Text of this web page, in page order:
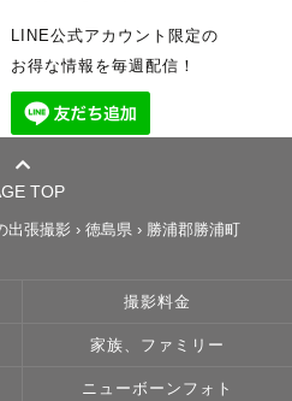
LINE公式アカウント限定の
お得な情報を毎週配信！
TOP
出張撮影 › 徳島県 › 勝浦郡勝浦町
撮影料金
家族、ファミリー
ニューボーンフォト